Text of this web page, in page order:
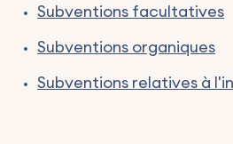
Subventions facultatives
Subventions organiques
Subventions relatives à